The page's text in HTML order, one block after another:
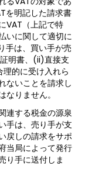
を明記した請求書
VAT（上記で特
いに関して適切に
手は、買い手が売
明書、(ii)直接支
的に受け入れら
ないことを請求し
りません。
連する税金の源泉
手は、売り手が支
戻しの請求をサポ
当局によって発行
り手に送付しま